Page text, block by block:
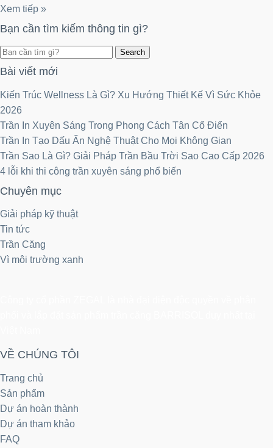
Xem tiếp »
Bạn cần tìm kiếm thông tin gì?
Search
Bài viết mới
Kiến Trúc Wellness Là Gì? Xu Hướng Thiết Kế Vì Sức Khỏe
2026
Trần In Xuyên Sáng Trong Phong Cách Tân Cổ Điển
Trần In Tạo Dấu Ấn Nghệ Thuật Cho Mọi Không Gian
Trần Sao Là Gì? Giải Pháp Trần Bầu Trời Sao Cao Cấp 2026
4 lỗi khi thi công trần xuyên sáng phổ biến
Chuyên mục
Giải pháp kỹ thuật
Tin tức
Trần Căng
Vì môi trường xanh
VỀ CHÚNG TÔI
Trang chủ
Sản phẩm
Dự án hoàn thành
Dự án tham khảo
FAQ